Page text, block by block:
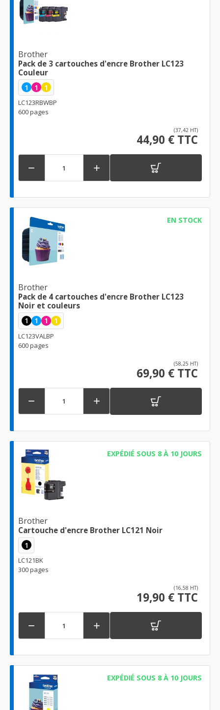
Brother
Pack de 3 cartouches d'encre Brother LC123
Couleur
1 1 1
LC123RBWBP
600 pages
(37,42 HT)
44,90 € TTC
 
EN STOCK
Brother
Pack de 4 cartouches d'encre Brother LC123
Noir et couleurs
1 1 1 1
LC123VALBP
600 pages
(58,25 HT)
69,90 € TTC
 
EXPÉDIÉ SOUS 8 À 10 JOURS
Brother
Cartouche d'encre Brother LC121 Noir
1
LC121BK
300 pages
(16,58 HT)
19,90 € TTC
 
EXPÉDIÉ SOUS 8 À 10 JOURS